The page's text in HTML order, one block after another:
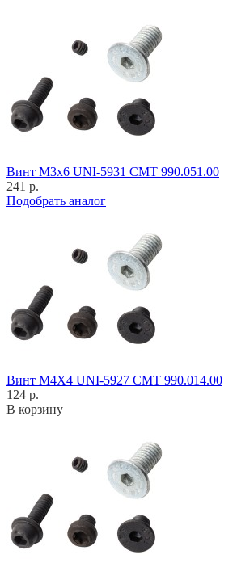
Винт M3x6 UNI-5931 CMT 990.051.00
241 р.
Подобрать аналог
Винт M4X4 UNI-5927 CMT 990.014.00
124 р.
В корзину